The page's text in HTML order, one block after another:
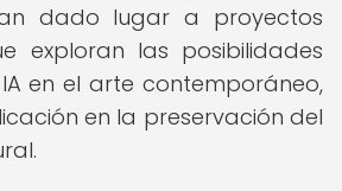
dado lugar a proyectos
exploran las posibilidades
en el arte contemporáneo,
en la preservación del